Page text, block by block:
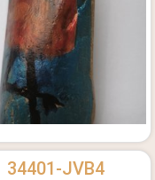
34401-JVB4